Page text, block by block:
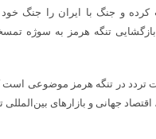
و جنگ با ایران را جنگ خود
تنگه هرمز به سوژه
تردد در تنگه هرمز موضوعی است
جهانی و بازارهای بین‌المللی